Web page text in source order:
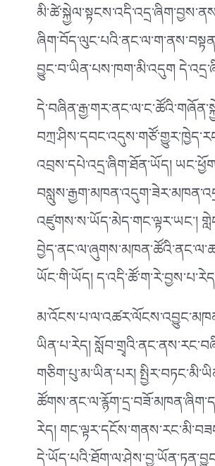
བྱུང་བ་ཡིན་པས་ཁག་མི་འདུག
འབྲས་དཔེ་འདྲ་ཞིག་ཐོན་ཡོད།
འཛུགས་ས་ཡོད་མེད་གང་ལྟར་ཡང༌།
ཡོང་གི་ཡོད།
ཡིན་པ་རེད།
གཅིག་པུ་མ་ཡིན་པར།
རེད།